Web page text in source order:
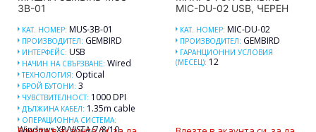
3B-01
КАТ. НОМЕР: MUS-3B-01
ПРОИЗВОДИТЕЛ: GEMBIRD
ИНТЕРФЕЙС: USB
НАЧИН НА СВЪРЗВАНЕ: Wired
ТЕХНОЛОГИЯ: Optical
БРОЙ БУТОНИ: 3
ЧУВСТВИТЕЛНОСТ: 1000 DPI
ДЪЛЖИНА КАБЕЛ: 1.35m cable
ОПЕРАЦИОННА СИСТЕМА:
Windows XP/VISTA/7/8/10
MIC-DU-02 USB, ЧЕРЕН
КАТ. НОМЕР: MIC-DU-02
ПРОИЗВОДИТЕЛ: GEMBIRD
ГАРАНЦИОННИ УСЛОВИЯ
(МЕСЕЦ): 12